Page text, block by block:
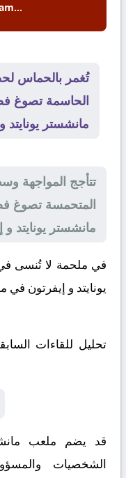
الحاسمة تصوغ
مانشستر يونايتد
المتحمسة تصوغ
مانشستر يونايتد و
في ملحمة لا تُنسى في
يونايتد و إيفرتون في
تحليل للقاءات
قد يضم ملعب
الشخصيات